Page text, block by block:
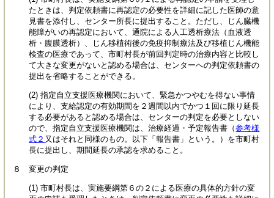
たときは、判定依頼書に再認定の必要性を詳細に記した医師の意
見書を添付し、センター所長に提出すること。ただし、じん臓機
能障がいの再認定において、通院による人工透析療法（血液透
析・腹膜透析）、じん移植術後の免疫抑制療法及び移植じん機能
検査の医療であって、市町村長が前回判定時の治療内容と比較し
て大きな変更がないと認める場合は、センターへの判定依頼書の
提出を省略することができる。
(2) 指定自立支援医療機関において、緊急かつやむを得ない事情
により、支給認定の有効期間を２週間以内でかつ１回に限り延長
する必要があると認める場合は、センターの判定を必要としない
ので、指定自立支援医療機関は、治療経過・予定報告書（参考様
式２ 又はそれと同様のもの。以下「報告書」という。）を市町村
長に提出し、期間延長の承認を求めること。
８ 変更の判定
(1) 市町村長は、実施要綱第６の２による医療の具体的方針の変